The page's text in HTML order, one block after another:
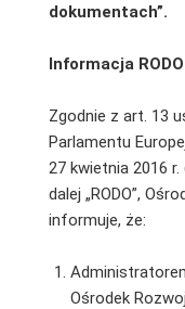
dokumentach”.
Informacja
Zgodnie z art. 13
Parlamentu
27 kwietnia 2016 r.
dalej „RODO”,
informuje, że:
Ośrodek